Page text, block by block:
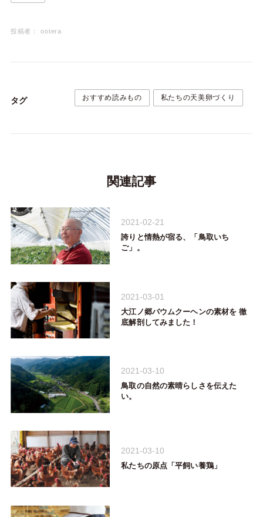
投稿者： ootera
タグ おすすめ読みもの 私たちの天美卵づくり
関連記事
2021-02-21
誇りと情熱が宿る、「鳥取いち
ご」。
2021-03-01
大江ノ郷バウムクーヘンの素材を 徹
底解剖してみました！
2021-03-10
鳥取の自然の素晴らしさを伝えた
い。
2021-03-10
私たちの原点「平飼い養鶏」